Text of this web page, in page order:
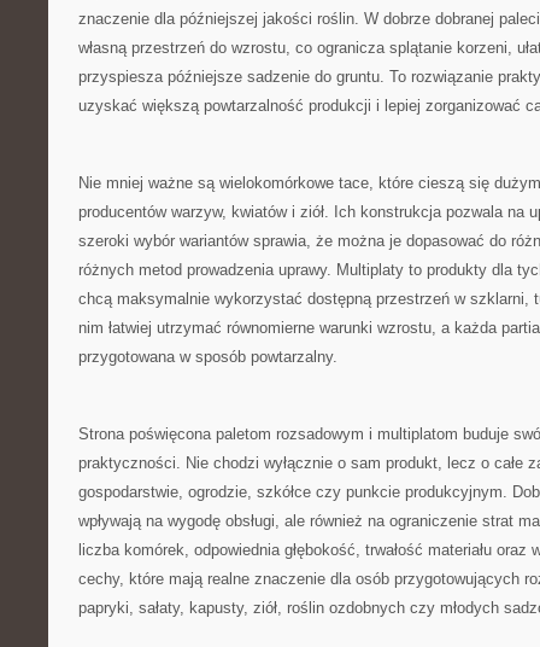
znaczenie dla późniejszej jakości roślin. W dobrze dobranej
własną przestrzeń do wzrostu, co ogranicza splątanie korzeni,
przyspiesza późniejsze sadzenie do gruntu. To rozwiązanie
uzyskać większą powtarzalność produkcji i lepiej zorganizować
Nie mniej ważne są wielokomórkowe tace, które cieszą się
producentów warzyw, kwiatów i ziół. Ich konstrukcja pozwala na
szeroki wybór wariantów sprawia, że można je dopasować do
różnych metod prowadzenia uprawy. Multiplaty to produkty dla
chcą maksymalnie wykorzystać dostępną przestrzeń w szklarni,
nim łatwiej utrzymać równomierne warunki wzrostu, a każda
przygotowana w sposób powtarzalny.
Strona poświęcona paletom rozsadowym i multiplatom buduje
praktyczności. Nie chodzi wyłącznie o sam produkt, lecz o całe
gospodarstwie, ogrodzie, szkółce czy punkcie produkcyjnym.
wpływają na wygodę obsługi, ale również na ograniczenie strat
liczba komórek, odpowiednia głębokość, trwałość materiału oraz
cechy, które mają realne znaczenie dla osób przygotowujących
papryki, sałaty, kapusty, ziół, roślin ozdobnych czy młodych